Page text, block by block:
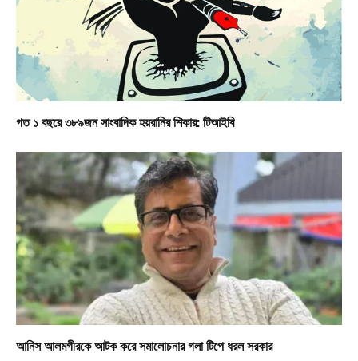
গত ১ বছরে ৩৮৯জন সাংবাদিক হয়রানির শিকার: টিআইবি
আনিস আলমগীরকে আটক করে সমালোচনার গলা টিপে ধরল সরকার